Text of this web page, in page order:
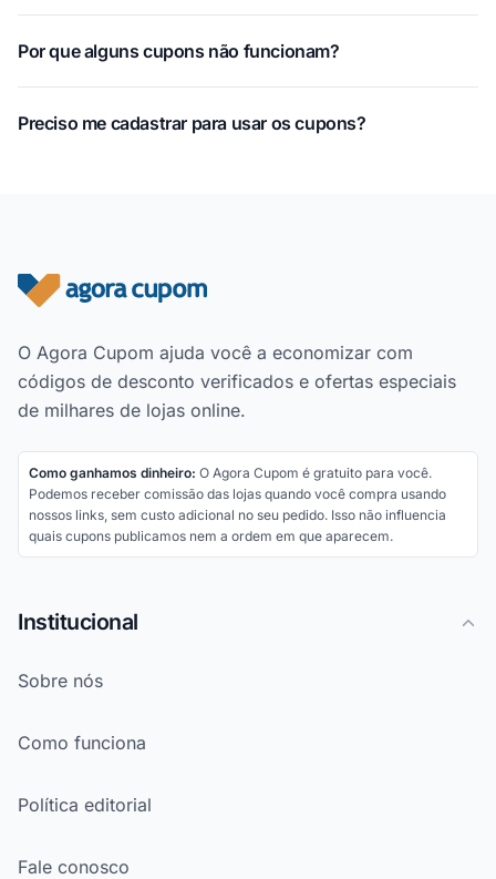
Por que alguns cupons não funcionam?
Preciso me cadastrar para usar os cupons?
Rodapé do site
O Agora Cupom ajuda você a economizar com
códigos de desconto verificados e ofertas especiais
de milhares de lojas online.
Como ganhamos dinheiro: O Agora Cupom é gratuito para você.
Podemos receber comissão das lojas quando você compra usando
nossos links, sem custo adicional no seu pedido. Isso não influencia
quais cupons publicamos nem a ordem em que aparecem.
Institucional
Sobre nós
Como funciona
Política editorial
Fale conosco